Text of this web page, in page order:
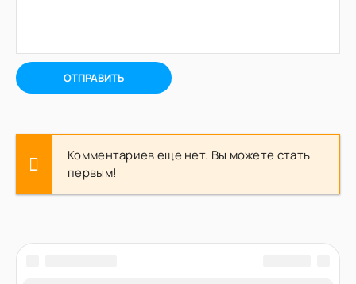
ОТПРАВИТЬ
Комментариев еще нет. Вы можете стать
первым!